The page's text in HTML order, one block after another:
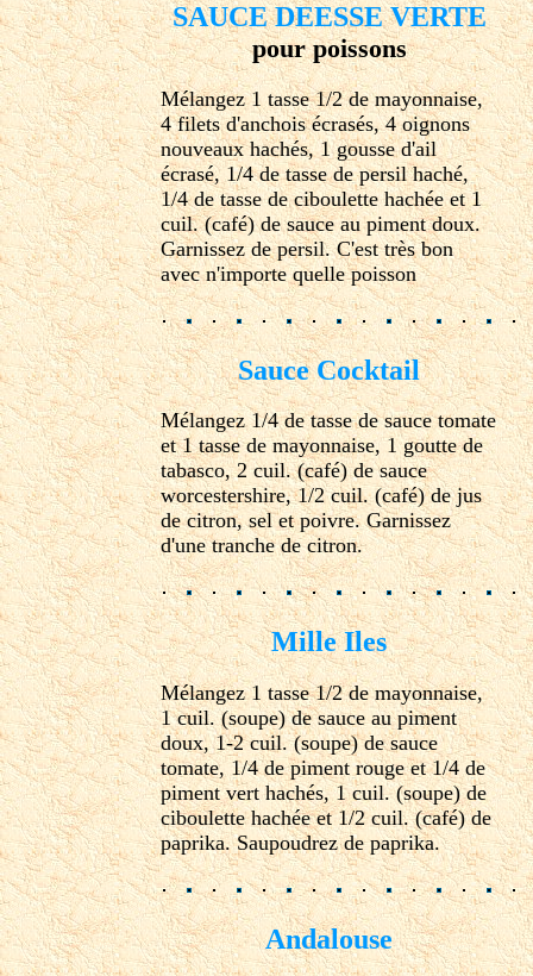
SAUCE DEESSE VERTE
pour poissons
Mélangez 1 tasse 1/2 de mayonnaise,
4 filets d'anchois écrasés, 4 oignons
nouveaux hachés, 1 gousse d'ail
écrasé, 1/4 de tasse de persil haché,
1/4 de tasse de ciboulette hachée et 1
cuil. (café) de sauce au piment doux.
Garnissez de persil. C'est très bon
avec n'importe quelle poisson
Sauce Cocktail
Mélangez 1/4 de tasse de sauce tomate
et 1 tasse de mayonnaise, 1 goutte de
tabasco, 2 cuil. (café) de sauce
worcestershire, 1/2 cuil. (café) de jus
de citron, sel et poivre. Garnissez
d'une tranche de citron.
Mille Iles
Mélangez 1 tasse 1/2 de mayonnaise,
1 cuil. (soupe) de sauce au piment
doux, 1-2 cuil. (soupe) de sauce
tomate, 1/4 de piment rouge et 1/4 de
piment vert hachés, 1 cuil. (soupe) de
ciboulette hachée et 1/2 cuil. (café) de
paprika. Saupoudrez de paprika.
Andalouse